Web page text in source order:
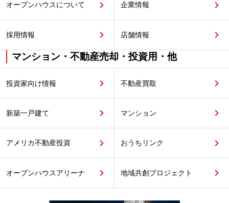
オープンハウスについて 企業情報
採用情報 店舗情報
マンション・不動産売却・投資用・他
投資家向け情報 不動産買取
新築一戸建て マンション
アメリカ不動産投資 おうちリンク
オープンハウスアリーナ 地域共創プロジェクト